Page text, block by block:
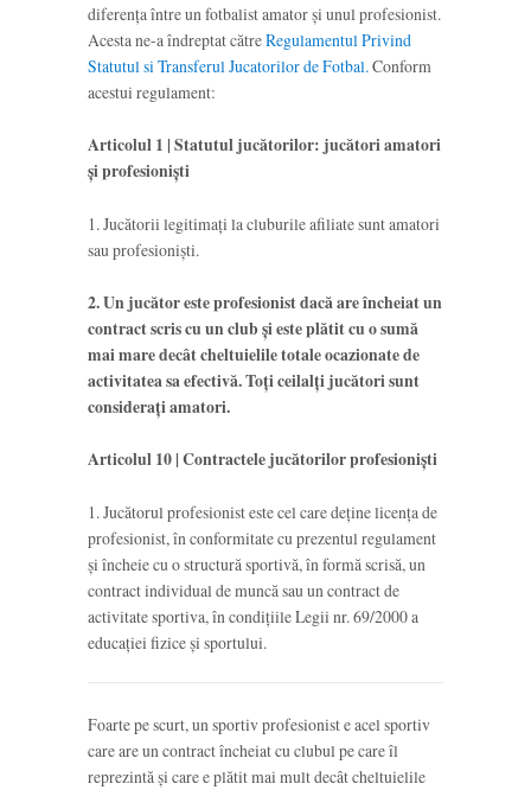
diferența între un fotbalist amator și unul profesionist.
Acesta ne-a îndreptat cătreRegulamentul Privind
Statutul si Transferul Jucatorilor de Fotbal.Conform
acestui regulament:
Articolul 1 | Statutul jucătorilor: jucători amatori
şi profesionişti
1. Jucătorii legitimaţi la cluburile afiliate sunt amatori
sau profesionişti.
2. Un jucător este profesionist dacă are încheiat un
contract scris cu un club şi este plătit cu o sumă
mai mare decât cheltuielile totale ocazionate de
activitatea sa efectivă. Toţi ceilalţi jucători sunt
consideraţi amatori.
Articolul 10 | Contractele jucătorilor profesionişti
1. Jucătorul profesionist este cel care deține licenţa de
profesionist, în conformitate cu prezentul regulament
și încheie cu o structură sportivă, în formă scrisă, un
contract individual de muncă sau un contract de
activitate sportiva, în condiţiile Legii nr. 69/2000 a
educației fizice și sportului.
Foarte pe scurt, un sportiv profesionist e acel sportiv
care are un contract încheiat cu clubul pe care îl
reprezintă și care e plătit mai mult decât cheltuielile